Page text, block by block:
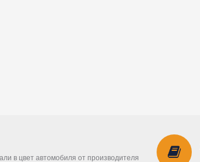
в цвет автомобиля от производителя